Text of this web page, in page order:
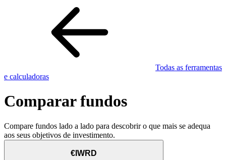
Todas as ferramentas
e calculadoras
Comparar fundos
Compare fundos lado a lado para descobrir o que mais se adequa
aos seus objetivos de investimento.
€IWRD